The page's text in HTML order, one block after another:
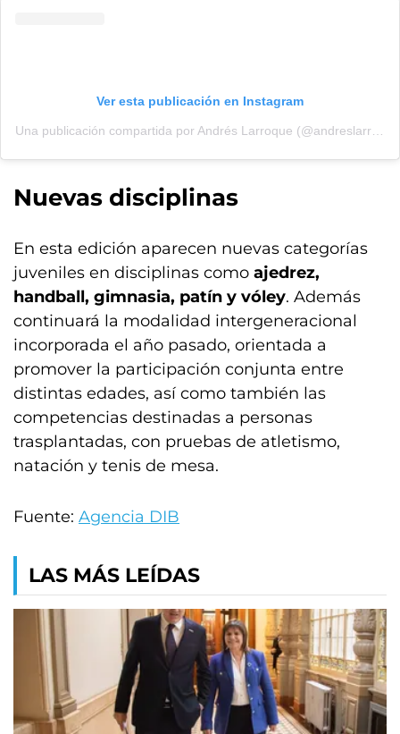
Ver esta publicación en Instagram
Nuevas disciplinas
En esta edición aparecen nuevas categorías
juveniles en disciplinas como ajedrez,
handball, gimnasia, patín y vóley. Además
continuará la modalidad intergeneracional
incorporada el año pasado, orientada a
promover la participación conjunta entre
distintas edades, así como también las
competencias destinadas a personas
trasplantadas, con pruebas de atletismo,
natación y tenis de mesa.
Fuente: Agencia DIB
LAS MÁS LEÍDAS